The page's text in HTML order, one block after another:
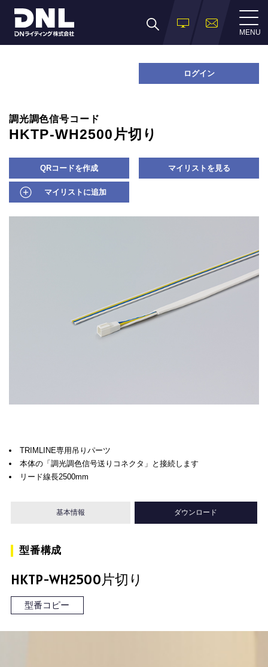
MENU
ログイン
調光調色信号コード
HKTP-WH2500片切り
QRコードを作成 マイリストを見る
マイリストに追加
TRIMLINE専用吊りパーツ
本体の「調光調色信号送りコネクタ」と接続します
リード線長2500mm
基本情報 ダウンロード
型番構成
HKTP-WH2500片切り
型番コピー